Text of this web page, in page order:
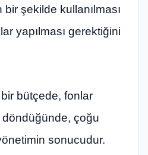
bir şekilde kullanılması
yapılması gerektiğini
bir bütçede, fonlar
döndüğünde, çoğu
sonucudur.